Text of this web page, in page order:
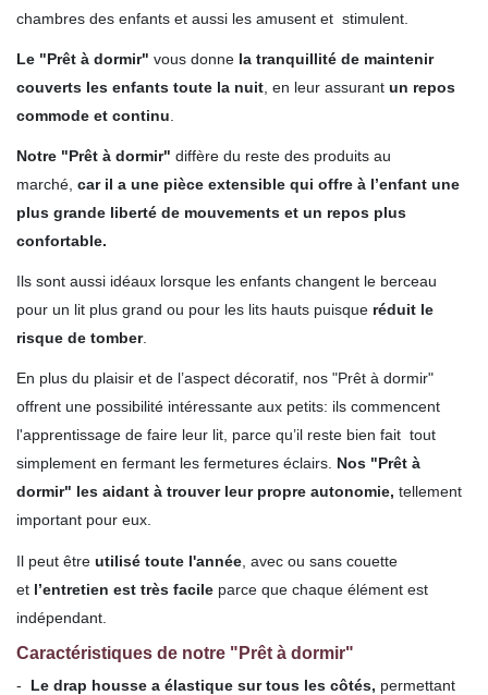
chambres des enfants et aussi les amusent et stimulent.
Le "Prêt à dormir" vous donne la tranquillité de maintenir
couverts les enfants toute la nuit , en leur assurant un repos
commode et continu
Notre "Prêt à dormir" diffère du reste des produits au
marché, car il a une pièce extensible qui offre à l’enfant une
plus grande liberté de mouvements et un repos plus
confortable.
Ils sont aussi idéaux lorsque les enfants changent le berceau
pour un lit plus grand ou pour les lits hauts puisque réduit le
risque de tomber.
En plus du plaisir et de l’aspect décoratif, nos "Prêt à dormir"
offrent une possibilité intéressante aux petits: ils commencent
l'apprentissage de faire leur lit, parce qu’il reste bien fait tout
simplement en fermant les fermetures éclairs. Nos "Prêt à
dormir" les aidant à trouver leur propre autonomie, tellement
important pour eux.
Il peut être utilisé toute l'année , avec ou sans couette
et l’entretien est très facile parce que chaque élément est
indépendant.
Caractéristiques de notre "Prêt à dormir"
- Le drap housse a élastique sur tous les côtés, permettant